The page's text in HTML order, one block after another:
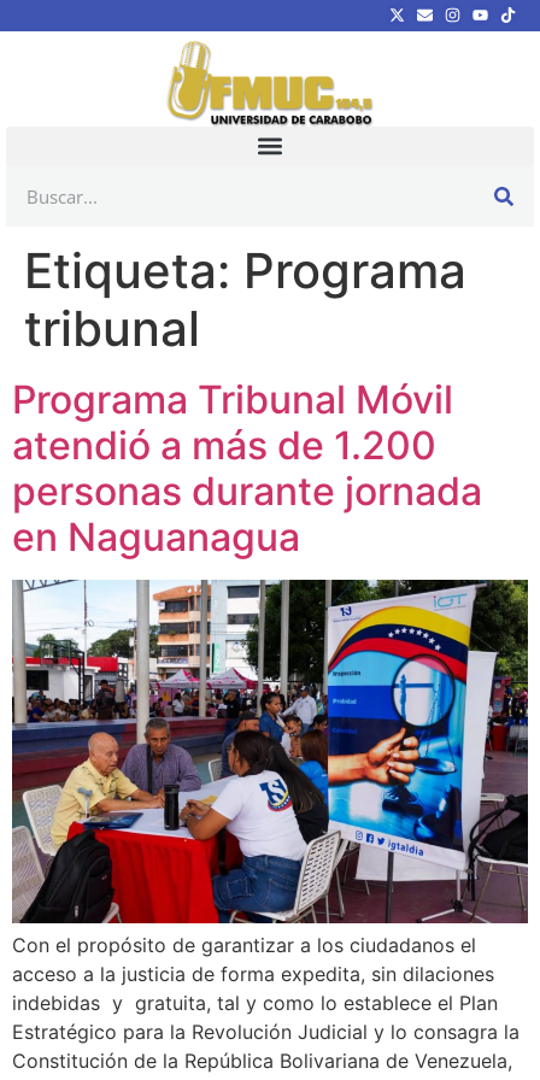
Etiqueta: Programa
tribunal
Programa Tribunal Móvil
atendió a más de 1.200
personas durante jornada
en Naguanagua
Con el propósito de garantizar a los ciudadanos el
acceso a la justicia de forma expedita, sin dilaciones
indebidas y gratuita, tal y como lo establece el Plan
Estratégico para la Revolución Judicial y lo consagra la
Constitución de la República Bolivariana de Venezuela,